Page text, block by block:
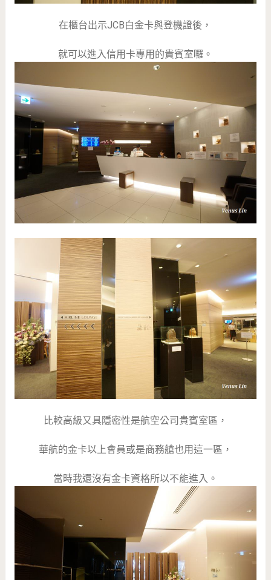
在櫃台出示JCB白金卡與登機證後，
就可以進入信用卡專用的貴賓室囉。
比較高級又具隱密性是航空公司貴賓室區，
華航的金卡以上會員或是商務艙也用這一區，
當時我還沒有金卡資格所以不能進入。